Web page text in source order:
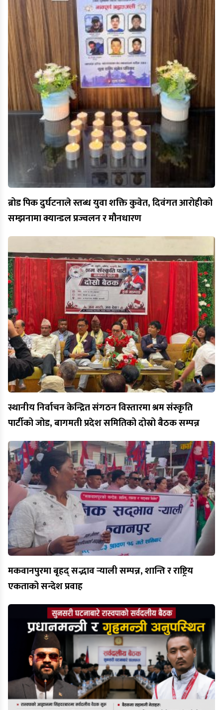
ब्रोड पिक दुर्घटनाले स्तब्ध युवा शक्ति कुवेत, दिवंगत आरोहीको
सम्झनामा क्यान्डल प्रज्वलन र मौनधारण
स्थानीय निर्वाचन केन्द्रित संगठन विस्तारमा श्रम संस्कृति
पार्टीको जोड, बागमती प्रदेश समितिको दोस्रो बैठक सम्पन्न
मकवानपुरमा बृहद् सद्भाव र्‍याली सम्पन्न, शान्ति र राष्ट्रिय
एकताको सन्देश प्रवाह